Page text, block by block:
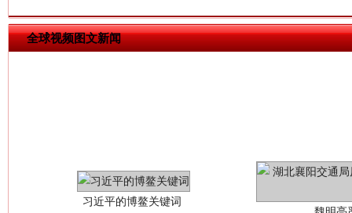
全球视频图文新闻